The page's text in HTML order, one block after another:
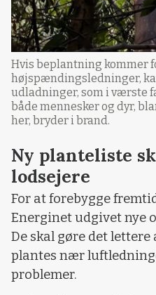
Hvis beplantning kommer
højspændingsledninger,
udladninger, som i værste
både mennesker og dyr,
her, bryder i brand.
Ny planteliste
lodsejere
For at forebygge
Energinet udgivet nye
De skal gøre det lettere
plantes nær
problemer.